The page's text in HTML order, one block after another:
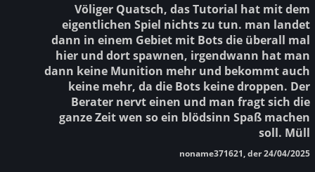
Völiger Quatsch, das Tutorial hat mit dem
eigentlichen Spiel nichts zu tun. man landet
dann in einem Gebiet mit Bots die überall mal
hier und dort spawnen, irgendwann hat man
dann keine Munition mehr und bekommt auch
keine mehr, da die Bots keine droppen. Der
Berater nervt einen und man fragt sich die
ganze Zeit wen so ein blödsinn Spaß machen
soll. Müll
noname371621, der 24/04/2025